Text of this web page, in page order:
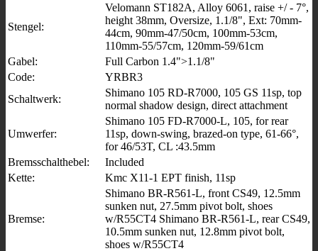
Stengel:
Velomann ST182A, Alloy 6061, raise +/ - 7°,
height 38mm, Oversize, 1.1/8", Ext: 70mm-
44cm, 90mm-47/50cm, 100mm-53cm,
110mm-55/57cm, 120mm-59/61cm
Gabel:
Full Carbon 1.4">1.1/8"
Code:
YRBR3
Schaltwerk:
Shimano 105 RD-R7000, 105 GS 11sp, top
normal shadow design, direct attachment
Umwerfer:
Shimano 105 FD-R7000-L, 105, for rear
11sp, down-swing, brazed-on type, 61-66°,
for 46/53T, CL :43.5mm
Bremsschalthebel:
Included
Kette:
Kmc X11-1 EPT finish, 11sp
Bremse:
Shimano BR-R561-L, front CS49, 12.5mm
sunken nut, 27.5mm pivot bolt, shoes
w/R55CT4 Shimano BR-R561-L, rear CS49,
10.5mm sunken nut, 12.8mm pivot bolt,
shoes w/R55CT4